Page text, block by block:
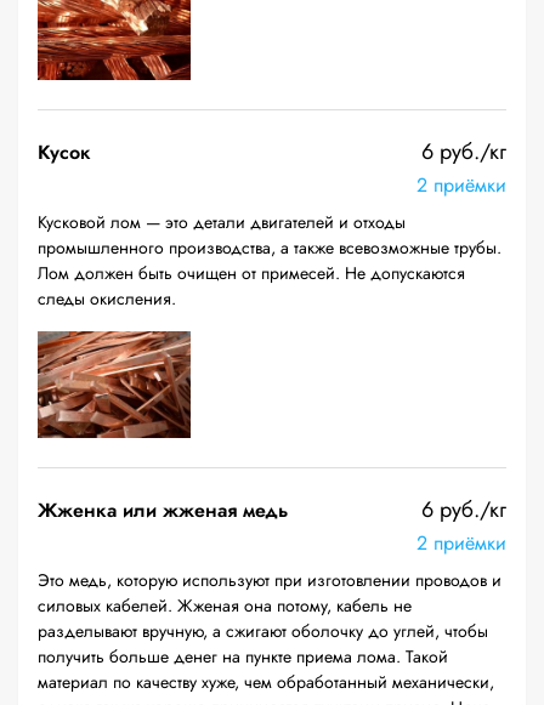
Кусок 6 руб./кг
2 приёмки
Кусковой лом — это детали двигателей и отходы
промышленного производства, а также всевозможные трубы.
Лом должен быть очищен от примесей. Не допускаются
следы окисления.
Жженка или жженая медь 6 руб./кг
2 приёмки
Это медь, которую используют при изготовлении проводов и
силовых кабелей. Жженая она потому, кабель не
разделывают вручную, а сжигают оболочку до углей, чтобы
получить больше денег на пункте приема лома. Такой
материал по качеству хуже, чем обработанный механически,